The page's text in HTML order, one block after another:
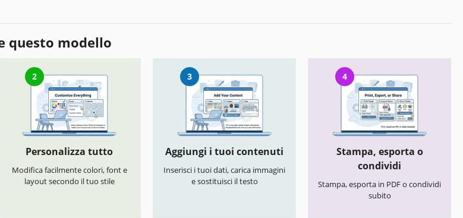
questo modello
2
Personalizza tutto
Modifica facilmente colori, font e
layout secondo il tuo stile
3
Aggiungi i tuoi contenuti
Inserisci i tuoi dati, carica immagini
e sostituisci il testo
4
Stampa, esporta o
condividi
Stampa, esporta in PDF o condividi
subito